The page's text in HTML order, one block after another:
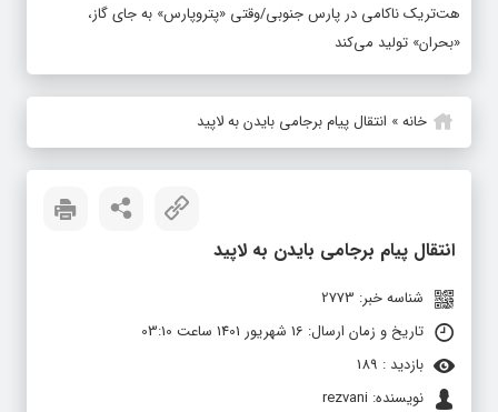
هت‌تریک ناکامی در پارس جنوبی/وقتی «پتروپارس» به جای گاز،
«بحران» تولید می‌کند
خانه» انتقال پیام برجامی بایدن به لاپید
انتقال پیام برجامی بایدن به لاپید
شناسه خبر: 2773
تاریخ و زمان ارسال: 16 شهریور 1401 ساعت 03:10
بازدید : 189
نویسنده: rezvani